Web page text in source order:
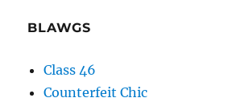
BLAWGS
Class 46
Counterfeit Chic